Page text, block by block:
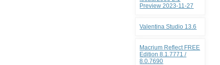
Preview 2023-11-27
Valentina Studio 13.6
Macrium Reflect FREE
Edition 8.1.7771 /
8.0.7690